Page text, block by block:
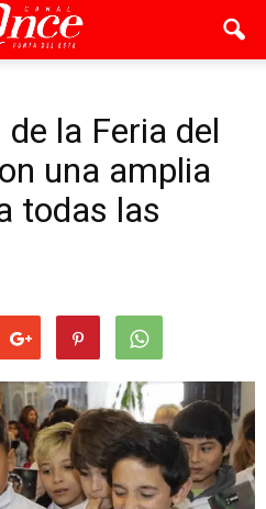
la Feria del
una amplia
todas las